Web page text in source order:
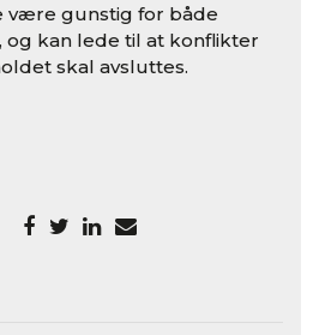
være gunstig for både
kan lede til at konflikter
skal avsluttes.